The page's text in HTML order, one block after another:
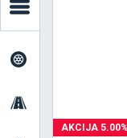
AKCIJA 5.00%